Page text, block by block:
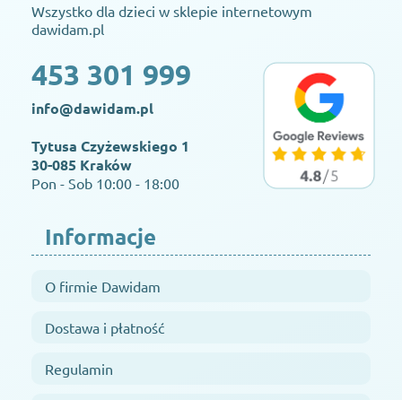
Wszystko dla dzieci w sklepie internetowym
dawidam.pl
453 301 999
info@dawidam.pl
Tytusa Czyżewskiego 1
30-085 Kraków
Pon - Sob 10:00 - 18:00
Informacje
O firmie Dawidam
Dostawa i płatność
Regulamin